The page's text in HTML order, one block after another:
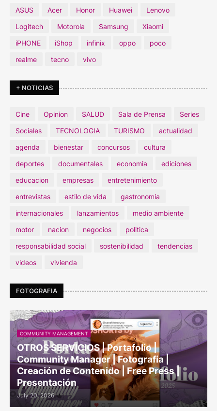
ASUS Acer Honor Huawei
Lenovo
Logitech
Motorola Samsung
Xiaomi
iPHONE
iShop infinix oppo
poco
realme
tecno vivo
+ NOTICIAS
Cine Opinion SALUD Sala de Prensa
Series
Sociales
TECNOLOGIA TURISMO
actualidad
agenda
bienestar concursos
cultura
deportes
documentales economia
ediciones
educacion
empresas
entretenimiento
entrevistas
estilo de vida
gastronomia
internacionales
lanzamientos
medio ambiente
motor
nacion negocios
politica
responsabilidad social
sostenibilidad
tendencias
videos
vivienda
FOTOGRAFIA
COMMUNITY MANAGEMENT
OTROS SERVICIOS | Portafolio |
Community Manager | Fotografia |
Creación de Contenido | Free Press |
Presentación
July 20, 2026